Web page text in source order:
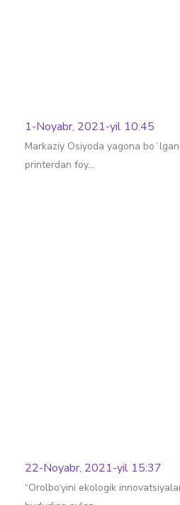
1-Noyabr, 2021-yil 10:45
Markaziy Osiyoda yagona
printerdan foy…
22-Noyabr, 2021-yil 15:37
“Orolbo‘yini ekologik